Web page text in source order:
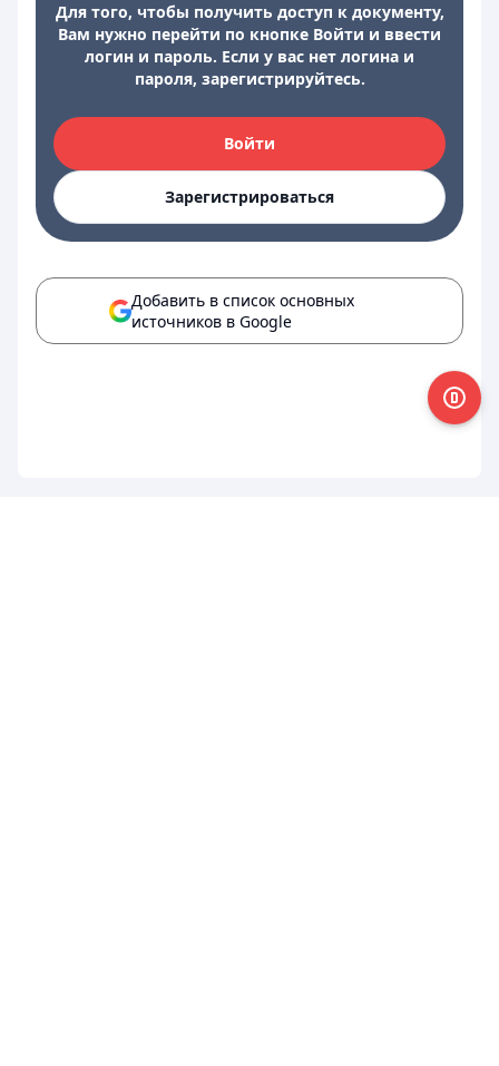
Для того, чтобы получить доступ к документу,
Вам нужно перейти по кнопке Войти и ввести
логин и пароль. Если у вас нет логина и
пароля, зарегистрируйтесь.
Войти
Зарегистрироваться
Добавить в список основных
источников в Google